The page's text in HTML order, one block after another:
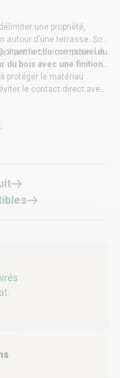
une propriété,
autour d’une terrasse. Son
le charme naturel du
, il permet de composer un
du bois avec une finition
protéger le matériau
le contact direct avec